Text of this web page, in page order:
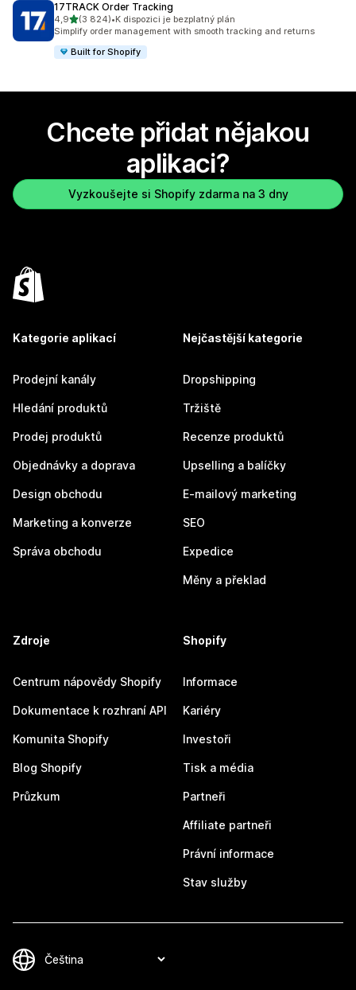
17TRACK Order Tracking
4,9z 5 hvězd
(3 824)
Celkový počet recenzí: 3824
•K dispozici je bezplatný plán
Simplify order management with smooth tracking and returns
Built for Shopify
Chcete přidat nějakou
aplikaci?
Vyzkoušejte si Shopify zdarma na 3 dny
Kategorie aplikací
Prodejní kanály
Hledání produktů
Prodej produktů
Objednávky a doprava
Design obchodu
Marketing a konverze
Správa obchodu
Nejčastější kategorie
Dropshipping
Tržiště
Recenze produktů
Upselling a balíčky
E-mailový marketing
SEO
Expedice
Měny a překlad
Zdroje
Centrum nápovědy Shopify
Dokumentace k rozhraní API
Komunita Shopify
Blog Shopify
Průzkum
Shopify
Informace
Kariéry
Investoři
Tisk a média
Partneři
Affiliate partneři
Právní informace
Stav služby